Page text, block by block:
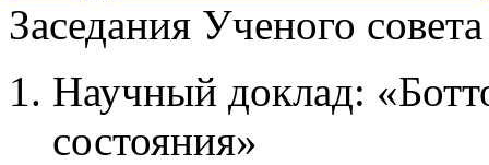
Заседания Ученого
Научный доклад:
состояния»